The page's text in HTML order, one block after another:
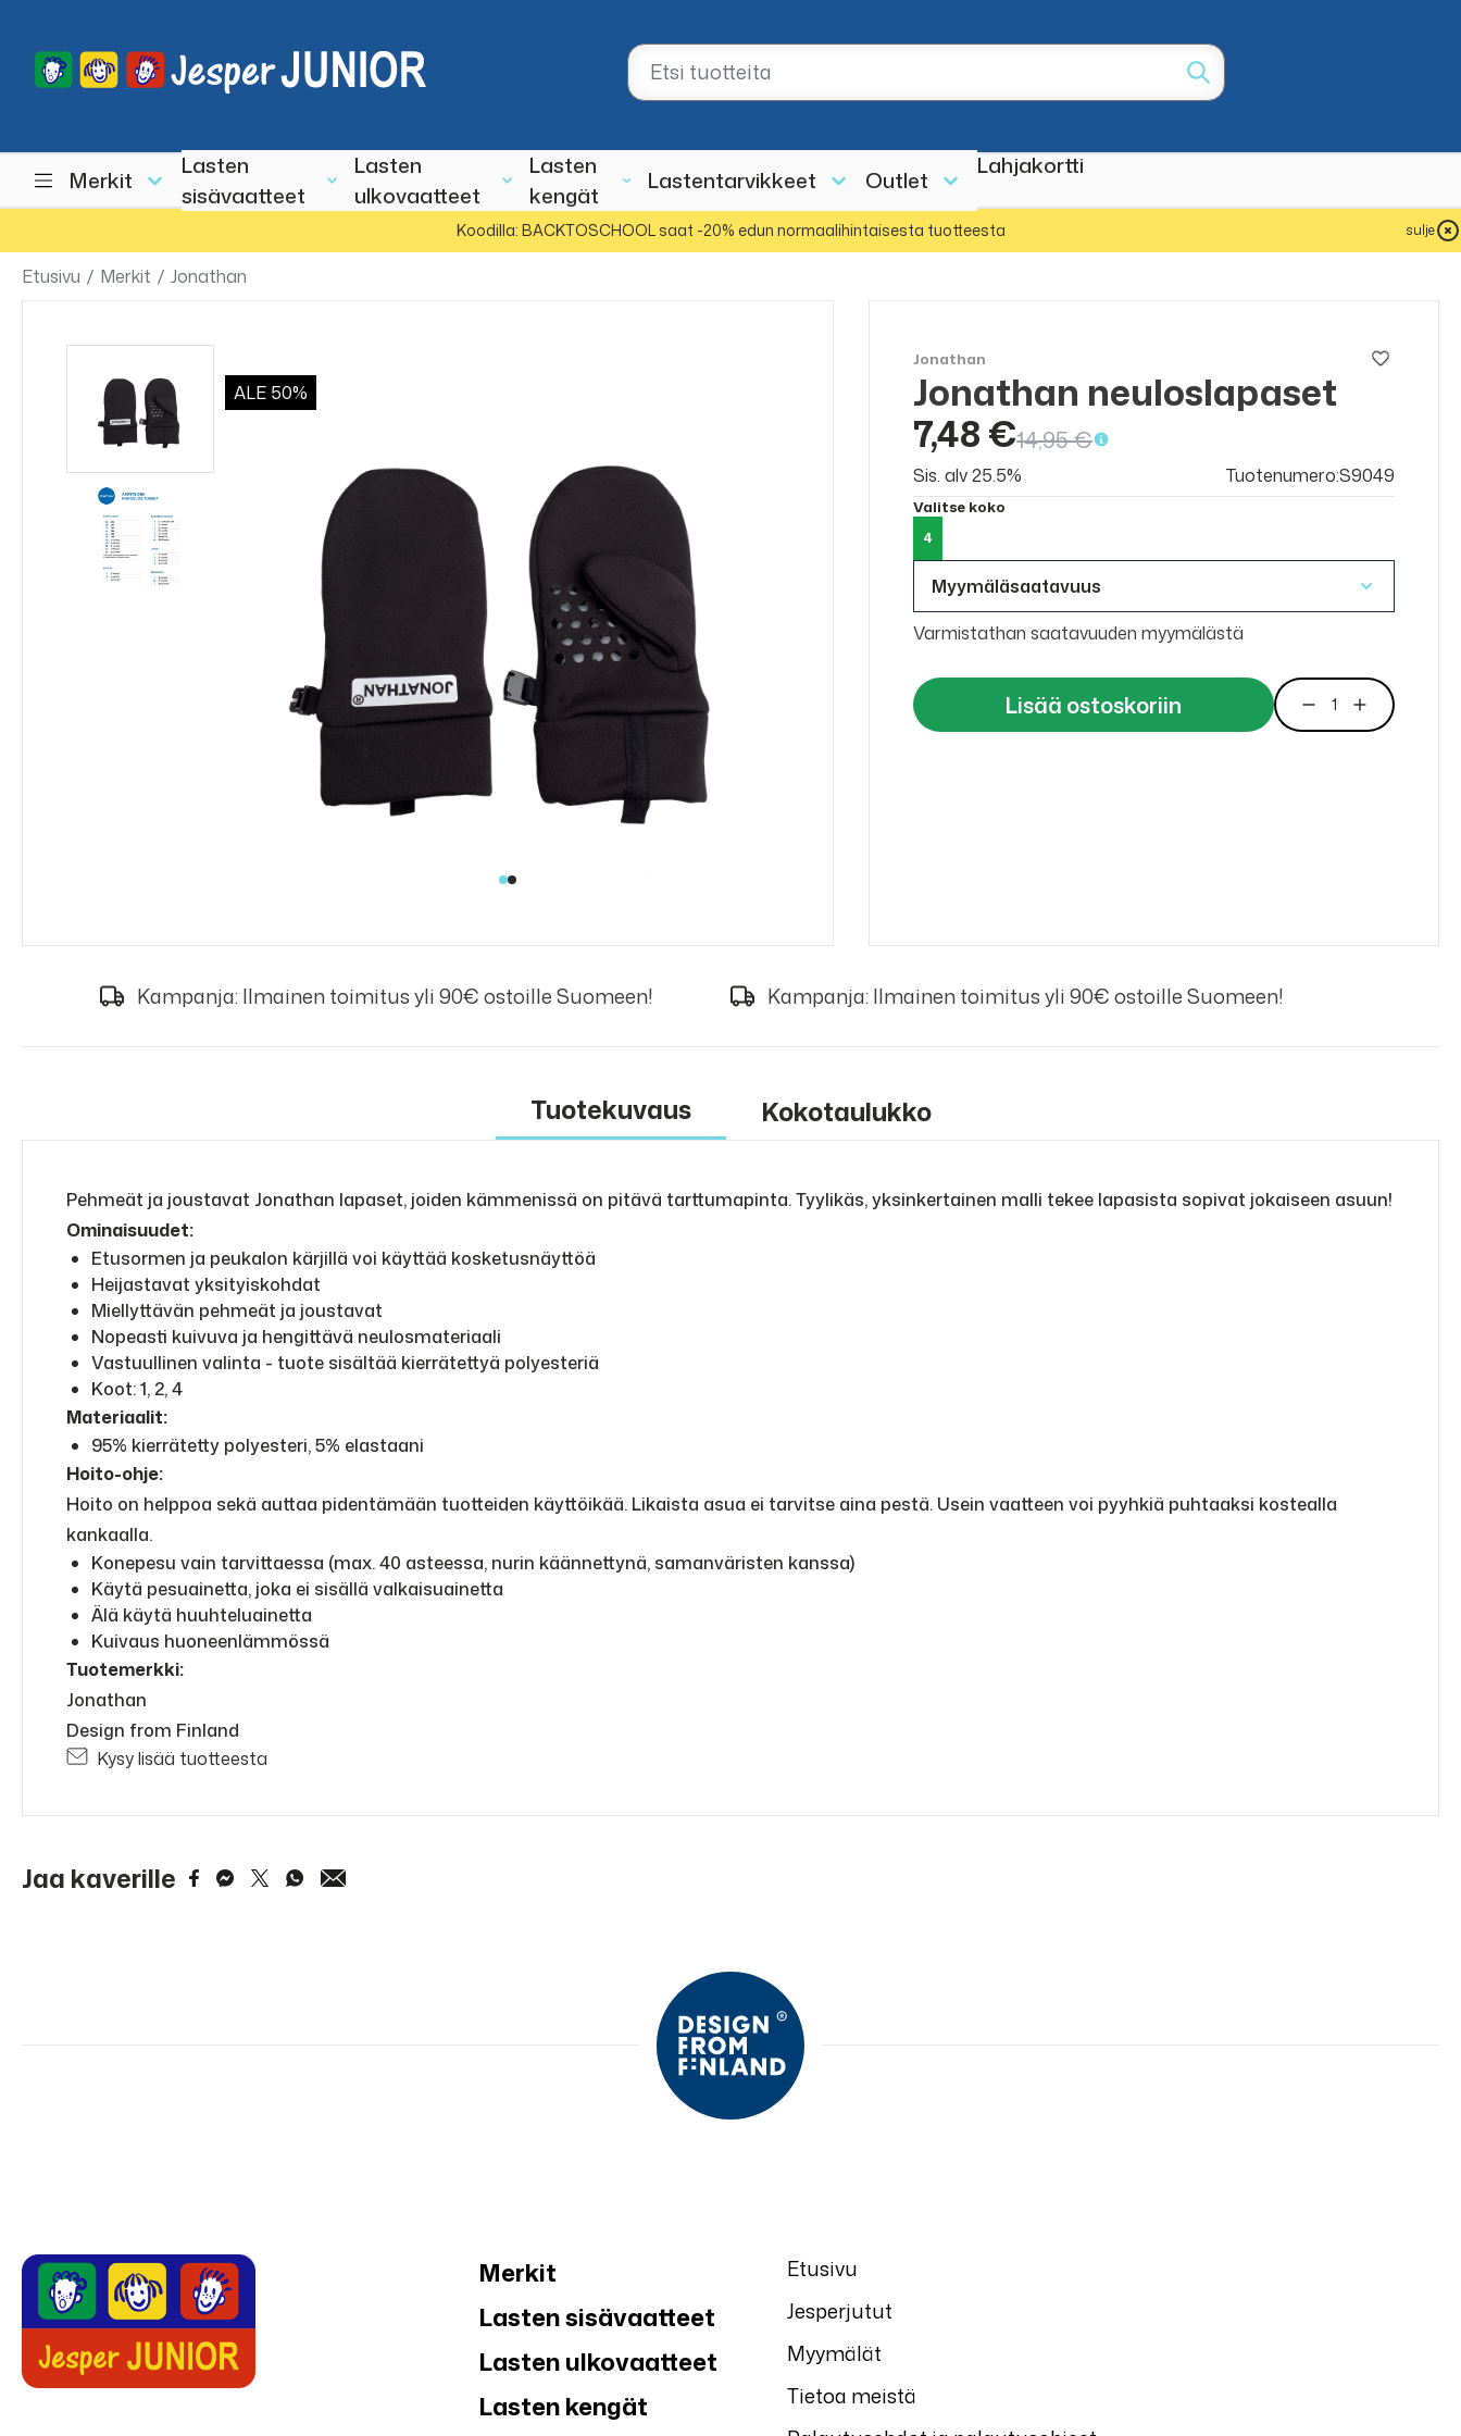
Merkit
Lasten
sisävaatteet
Lasten
ulkovaatteet
Lasten
kengät
Lastentarvikkeet Outlet
Lahjakortti
Koodilla: BACKTOSCHOOL saat -20% edun normaalihintaisesta tuotteesta sulje
Etusivu / Merkit / Jonathan
ALE 50%
Jonathan
Jonathan neuloslapaset
7,48 €14,95 €
Sis. alv 25.5% Tuotenumero:S9049
Valitse koko
4
Myymäläsaatavuus
Varmistathan saatavuuden myymälästä
Lisää ostoskoriin
Kampanja: Ilmainen toimitus yli 90€ ostoille Suomeen! Kampanja: Ilmainen toimitus yli 90€ ostoille Suomeen!
Tuotekuvaus Kokotaulukko
Pehmeät ja joustavat Jonathan lapaset, joiden kämmenissä on pitävä tarttumapinta. Tyylikäs, yksinkertainen malli tekee lapasista sopivat jokaiseen asuun!
Ominaisuudet:
Etusormen ja peukalon kärjillä voi käyttää kosketusnäyttöä
Heijastavat yksityiskohdat
Miellyttävän pehmeät ja joustavat
Nopeasti kuivuva ja hengittävä neulosmateriaali
Vastuullinen valinta - tuote sisältää kierrätettyä polyesteriä
Koot: 1, 2, 4
Materiaalit:
95% kierrätetty polyesteri, 5% elastaani
Hoito-ohje:
Hoito on helppoa sekä auttaa pidentämään tuotteiden käyttöikää. Likaista asua ei tarvitse aina pestä. Usein vaatteen voi pyyhkiä puhtaaksi kostealla
kankaalla.
Konepesu vain tarvittaessa (max. 40 asteessa, nurin käännettynä, samanväristen kanssa)
Käytä pesuainetta, joka ei sisällä valkaisuainetta
Älä käytä huuhteluainetta
Kuivaus huoneenlämmössä
Tuotemerkki:
Jonathan
Design from Finland
Kysy lisää tuotteesta
Jaa kaverille
Merkit
Lasten sisävaatteet
Lasten ulkovaatteet
Lasten kengät
Etusivu
Jesperjutut
Myymälät
Tietoa meistä